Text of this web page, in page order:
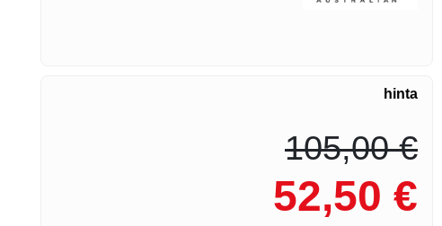
hinta
105,00 €
52,50 €